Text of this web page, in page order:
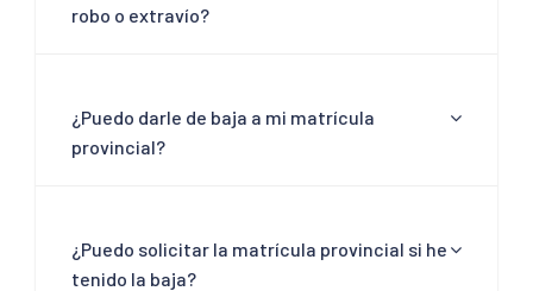
robo o extravío?
¿Puedo darle de baja a mi matrícula
provincial?
¿Puedo solicitar la matrícula provincial si he
tenido la baja?